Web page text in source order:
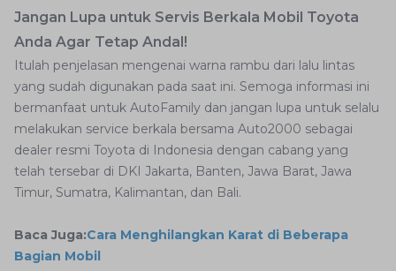
Jangan Lupa untuk Servis Berkala Mobil Toyota
Anda Agar Tetap Andal!
Itulah penjelasan mengenai warna rambu dari lalu lintas
yang sudah digunakan pada saat ini. Semoga informasi ini
bermanfaat untuk AutoFamily dan jangan lupa untuk selalu
melakukan service berkala bersama Auto2000 sebagai
dealer resmi Toyota di Indonesia dengan cabang yang
telah tersebar di DKI Jakarta, Banten, Jawa Barat, Jawa
Timur, Sumatra, Kalimantan, dan Bali.
Baca Juga:Cara Menghilangkan Karat di Beberapa
Bagian Mobil